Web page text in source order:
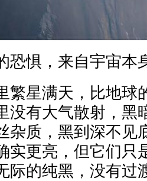
恐惧，来自宇宙本
繁星满天，比地球
没有大气散射，黑
杂质，黑到深不见
实更亮，但它们只
际的纯黑，没有过